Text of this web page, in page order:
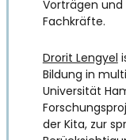
Vorträgen
Fachkräfte.
Drorit Lengyel
Bildung in
Universität
der Kita, zur